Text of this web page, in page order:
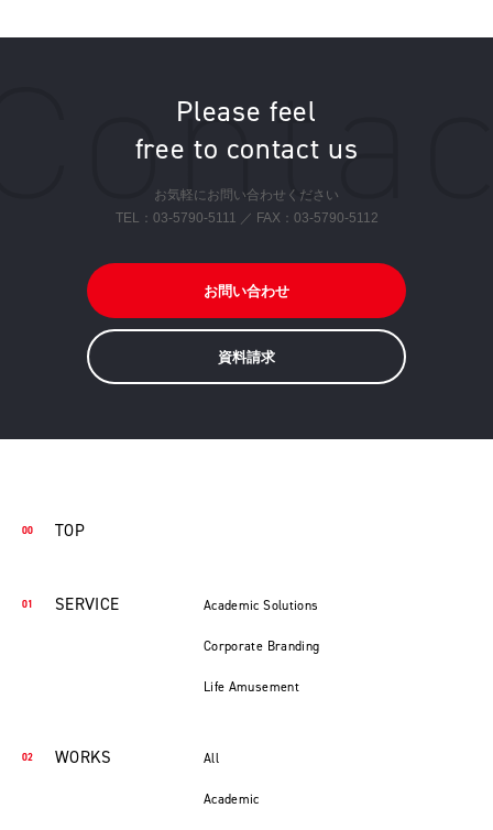
Please feel
free to contact us
お気軽にお問い合わせください
TEL： 03-5790-5111 ／ FAX：03-5790-5112
お問い合わせ
資料請求
TOP
SERVICE Academic Solutions
Corporate Branding
Life Amusement
WORKS All
Academic